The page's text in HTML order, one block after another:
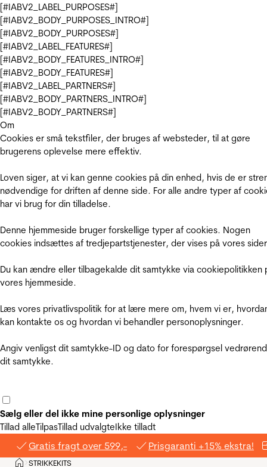
[#IABV2_LABEL_PURPOSES#]
[#IABV2_BODY_PURPOSES_INTRO#]
[#IABV2_BODY_PURPOSES#]
[#IABV2_LABEL_FEATURES#]
[#IABV2_BODY_FEATURES_INTRO#]
[#IABV2_BODY_FEATURES#]
[#IABV2_LABEL_PARTNERS#]
[#IABV2_BODY_PARTNERS_INTRO#]
[#IABV2_BODY_PARTNERS#]
Om
Cookies er små tekstfiler, der bruges af websteder, til at gøre
brugerens oplevelse mere effektiv.
Loven siger, at vi kan genne cookies på din enhed, hvis de er
nødvendige for driften af denne side. For alle andre typer af
har vi brug for din tilladelse.
Denne hjemmeside bruger forskellige typer af cookies. Nogen
cookies indsættes af tredjepartstjenester, der vises på vores
Du kan ændre eller tilbagekalde dit samtykke via cookiepolitikken
vores hjemmeside.
Læs vores privatlivspolitik for at lære mere om, hvem vi er,
kan kontakte os og hvordan vi behandler personoplysninger.
Angiv venligst dit samtykke-ID og dato for forespørgsel
dit samtykke.
Sælg eller del ikke mine personlige oplysninger
Tillad alleTilpasTillad udvalgteIkke tilladt
Gratis fragt over 599,- Prisgaranti +15% ekstra!
Hjem
>STRIKKEKITS